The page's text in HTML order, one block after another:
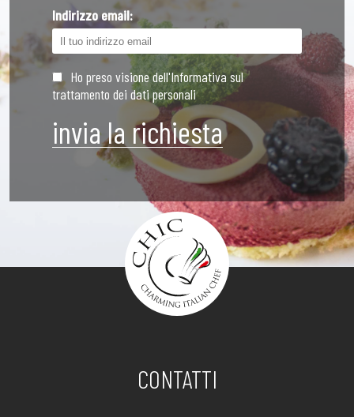
Indirizzo email:
Ho preso visione dell'Informativa sul
trattamento dei dati personali
CONTATTI